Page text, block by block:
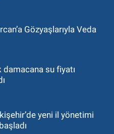
Gözyaşlarıyla Veda
damacana su fiyatı
yeni il yönetimi